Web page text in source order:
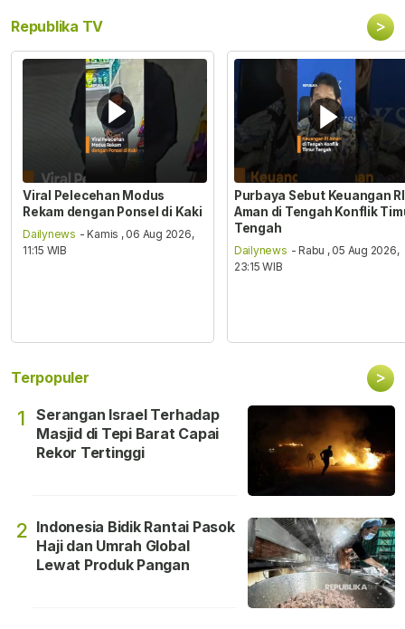
Republika TV >
Viral Pelecehan Modus
Rekam dengan Ponsel di Kaki
Dailynews - Kamis , 06 Aug 2026,
11:15 WIB
Purbaya Sebut Keuangan RI
Aman di Tengah Konflik
Tengah
Dailynews - Rabu , 05 Aug 2026,
23:15 WIB
Terpopuler >
1
Serangan Israel Terhadap
Masjid di Tepi Barat Capai
Rekor Tertinggi
2 Indonesia Bidik Rantai Pasok
Haji dan Umrah Global
Lewat Produk Pangan